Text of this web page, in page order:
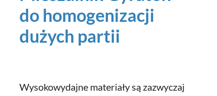
do homogenizacji
dużych partii
Wysokowydajne materiały są zazwyczaj